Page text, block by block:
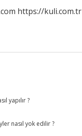
https://kuli.com.tr
yapılır ?
nasıl yok edilir ?